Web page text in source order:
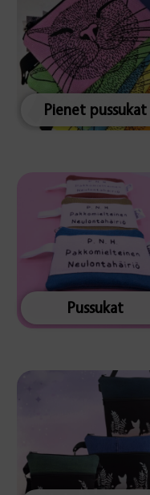
Pienet pussukat
Pussukat